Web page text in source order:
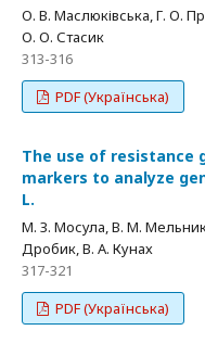
О. В. Маслюківська, Г. О.
О. О. Стасик
313-316
PDF (Українська)
The use of resistance
markers to analyze
L.
М. З. Мосула, В. М.
Дробик, В. А. Кунах
317-321
PDF (Українська)